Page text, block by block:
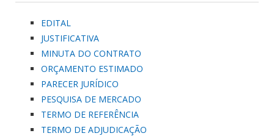
EDITAL
JUSTIFICATIVA
MINUTA DO CONTRATO
ORÇAMENTO ESTIMADO
PARECER JURÍDICO
PESQUISA DE MERCADO
TERMO DE REFERÊNCIA
TERMO DE ADJUDICAÇÃO